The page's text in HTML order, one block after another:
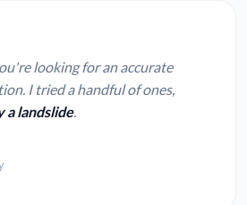
looking for an accurate
I tried a handful of ones,
a landslide.